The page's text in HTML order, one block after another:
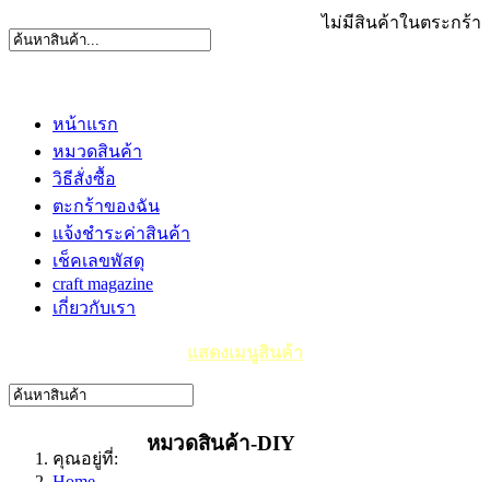
ไม่มีสินค้าในตระกร้า
หน้าแรก
หมวดสินค้า
วิธีสั่งซื้อ
ตะกร้าของฉัน
แจ้งชำระค่าสินค้า
เช็คเลขพัสดุ
craft magazine
เกี่ยวกับเรา
แสดงเมนูสินค้า
คุณอยู่ที่:
หมวดสินค้า-DIY